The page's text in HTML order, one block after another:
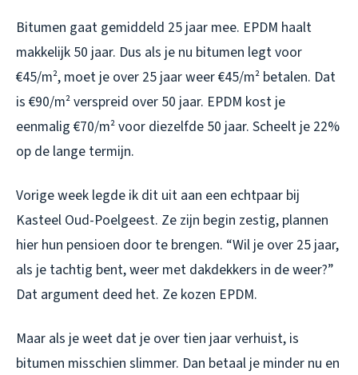
Bitumen gaat gemiddeld 25 jaar mee. EPDM haalt
makkelijk 50 jaar. Dus als je nu bitumen legt voor
€45/m², moet je over 25 jaar weer €45/m² betalen. Dat
is €90/m² verspreid over 50 jaar. EPDM kost je
eenmalig €70/m² voor diezelfde 50 jaar. Scheelt je 22%
op de lange termijn.
Vorige week legde ik dit uit aan een echtpaar bij
Kasteel Oud-Poelgeest. Ze zijn begin zestig, plannen
hier hun pensioen door te brengen. “Wil je over 25 jaar,
als je tachtig bent, weer met dakdekkers in de weer?”
Dat argument deed het. Ze kozen EPDM.
Maar als je weet dat je over tien jaar verhuist, is
bitumen misschien slimmer. Dan betaal je minder nu en